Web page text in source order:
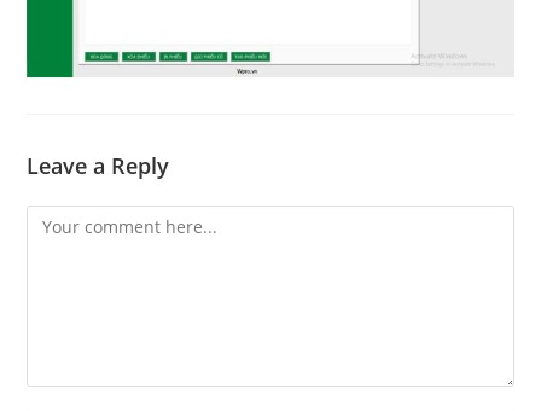
Leave a Reply
Comment